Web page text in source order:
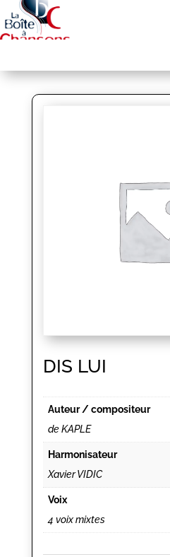
DIS LUI
Auteur / compositeur
de KAPLE
Harmonisateur
Xavier VIDIC
Voix
4 voix mixtes